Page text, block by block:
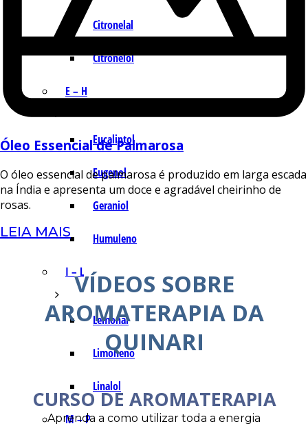
Citronelal
Citronelol
E – H
Eucaliptol
Eugenol
Geraniol
Humuleno
I – L
Lemonal
Limoneno
Linalol
M – P
Óleo Essencial de Palmarosa
O óleo essencial de palmarosa é produzido em larga escada
na Índia e apresenta um doce e agradável cheirinho de
rosas.
LEIA MAIS
VÍDEOS SOBRE
AROMATERAPIA DA
QUINARI
CURSO DE AROMATERAPIA
Aprenda a como utilizar toda a energia